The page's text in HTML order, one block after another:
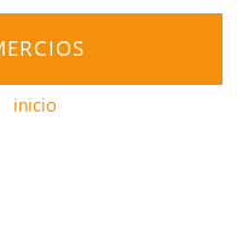
inicio